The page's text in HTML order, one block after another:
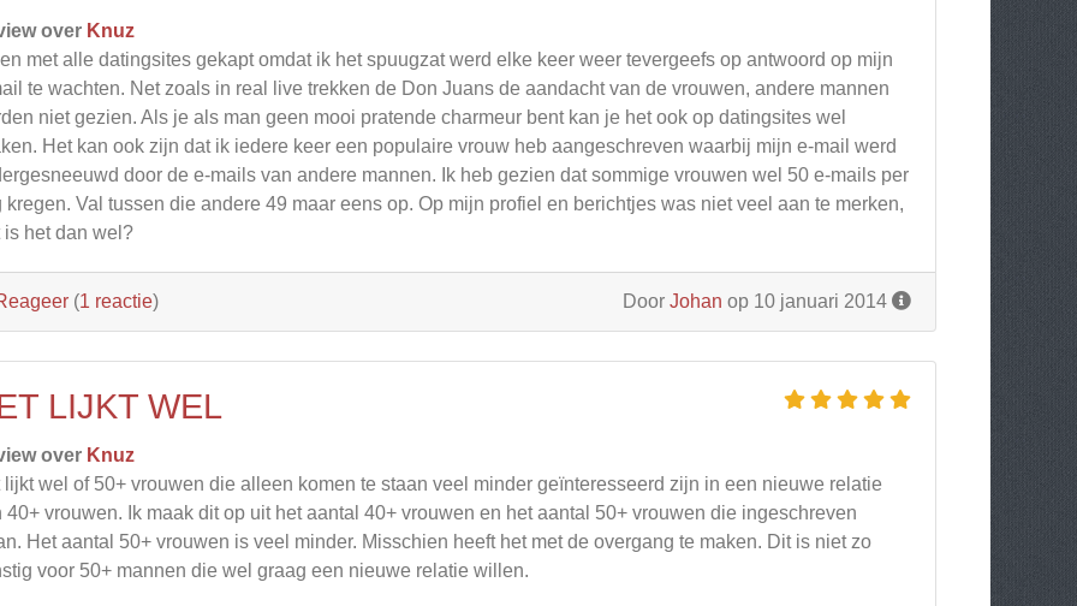
over Knuz
met alle datingsites gekapt omdat ik het spuugzat werd elke keer weer tevergeefs op antwoord op mijn
te wachten. Net zoals in real live trekken de Don Juans de aandacht van de vrouwen, andere mannen
niet gezien. Als je als man geen mooi pratende charmeur bent kan je het ook op datingsites wel
Het kan ook zijn dat ik iedere keer een populaire vrouw heb aangeschreven waarbij mijn e-mail werd
door de e-mails van andere mannen. Ik heb gezien dat sommige vrouwen wel 50 e-mails per
kregen. Val tussen die andere 49 maar eens op. Op mijn profiel en berichtjes was niet veel aan te merken,
is het dan wel?
Door Johan op 10 januari 2014
(1 reactie)
LIJKT WEL
over Knuz
lijkt wel of 50+ vrouwen die alleen komen te staan veel minder geïnteresseerd zijn in een nieuwe relatie
40+ vrouwen. Ik maak dit op uit het aantal 40+ vrouwen en het aantal 50+ vrouwen die ingeschreven
Het aantal 50+ vrouwen is veel minder. Misschien heeft het met de overgang te maken. Dit is niet zo
voor 50+ mannen die wel graag een nieuwe relatie willen.